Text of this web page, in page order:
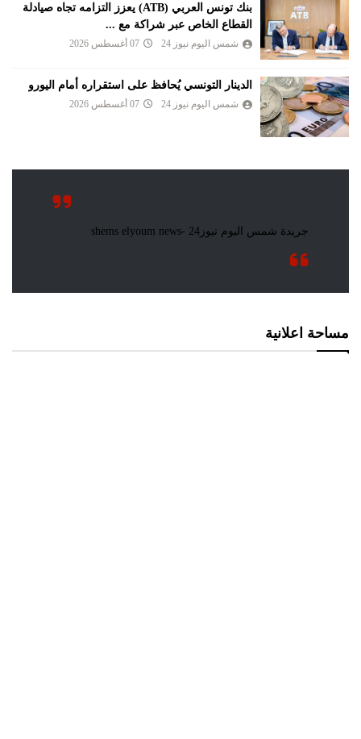
بنك تونس العربي (ATB) يعزز التزامه تجاه صيادلة
القطاع الخاص عبر شراكة مع ...
شمس اليوم نيوز 24 07 أغسطس 2026
الدينار التونسي يُحافظ على استقراره أمام اليورو
شمس اليوم نيوز 24 07 أغسطس 2026
مساحة اعلانية